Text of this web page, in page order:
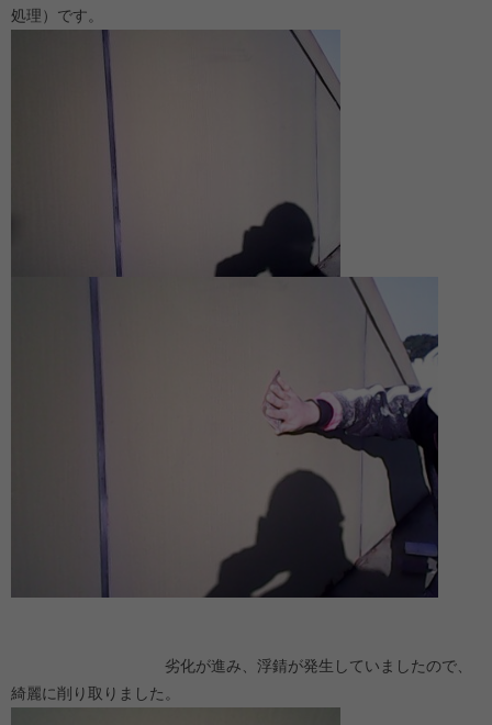
処理）です。
劣化が進み、浮錆が発生していましたので、
綺麗に削り取りました。